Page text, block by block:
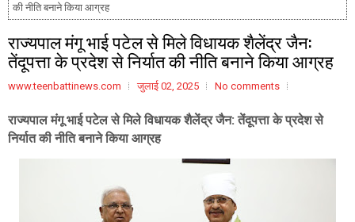
की नीति बनाने किया आग्रह
राज्यपाल मंगू भाई पटेल से मिले विधायक शैलेंद्र जैन:
तेंदूपत्ता के प्रदेश से निर्यात की नीति बनाने किया आग्रह
www.teenbattinews.com जुलाई 02, 2025 No comments
राज्यपाल मंगू भाई पटेल से मिले विधायक शैलेंद्र जैन: तेंदूपत्ता के प्रदेश से
निर्यात की नीति बनाने किया आग्रह